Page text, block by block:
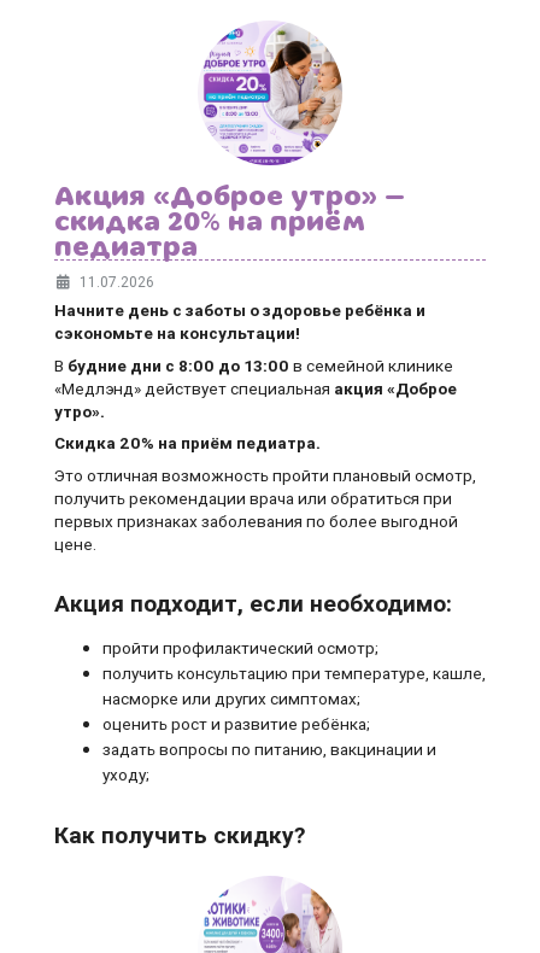
Акция «Доброе утро» —
скидка 20% на приём
педиатра
11.07.2026
Начните день с заботы о здоровье ребёнка и
сэкономьте на консультации!
В будние дни с 8:00 до 13:00 в семейной клинике
«Медлэнд» действует специальная акция «Доброе
утро».
Скидка 20% на приём педиатра.
Это отличная возможность пройти плановый осмотр,
получить рекомендации врача или обратиться при
первых признаках заболевания по более выгодной
цене.
Акция подходит, если необходимо:
пройти профилактический осмотр;
получить консультацию при температуре, кашле,
насморке или других симптомах;
оценить рост и развитие ребёнка;
задать вопросы по питанию, вакцинации и
уходу;
Как получить скидку?